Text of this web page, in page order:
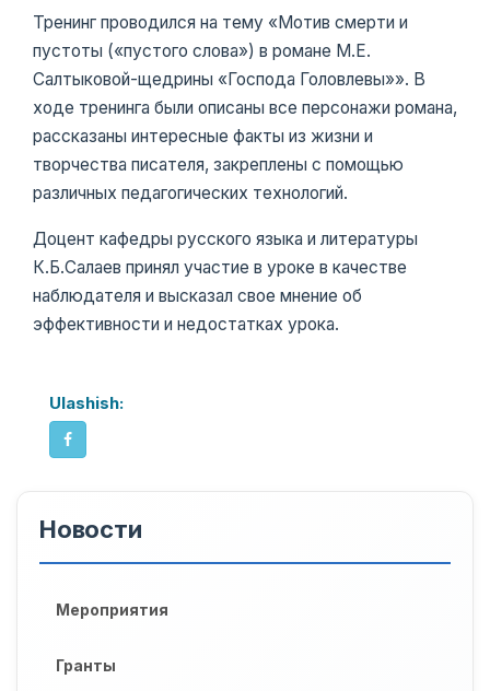
Тренинг проводился на тему «Мотив смерти и
пустоты («пустого слова») в романе М.Е.
Салтыковой-щедрины «Господа Головлевы»». В
ходе тренинга были описаны все персонажи романа,
рассказаны интересные факты из жизни и
творчества писателя, закреплены с помощью
различных педагогических технологий.
Доцент кафедры русского языка и литературы
К.Б.Салаев принял участие в уроке в качестве
наблюдателя и высказал свое мнение об
эффективности и недостатках урока.
Ulashish:
Новости
Мероприятия
Гранты